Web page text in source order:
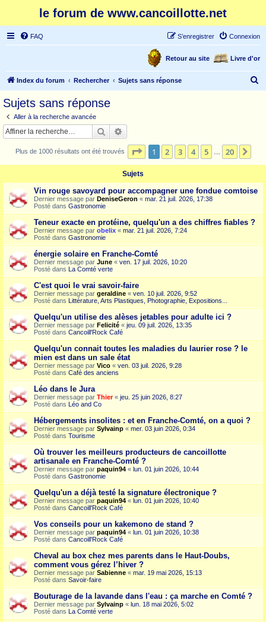
le forum de www.cancoillotte.net
FAQ Connexion
S’enregistrer
Livre d'or
Retour au site
Index du forum Rechercher Sujets sans réponse
c
Sujets sans réponse
Aller à la recherche avancée
Rechercher
Plus de 1000 résultats ont été trouvés Page 1sur20
1 2 3 4 5 20
Sujets
Vin rouge savoyard pour accompagner une fondue comtoise
Dernier message par DeniseGeron « mar. 21 juil. 2026, 17:38
Posté dans Gastronomie
Teneur exacte en protéine, quelqu'un a des chiffres fiables ?
Dernier message par obelix « mar. 21 juil. 2026, 7:24
Posté dans Gastronomie
énergie solaire en Franche-Comté
Dernier message par June « ven. 17 juil. 2026, 10:20
Posté dans La Comté verte
C'est quoi le vrai savoir-faire
Dernier message par geraldine « ven. 10 juil. 2026, 9:52
Posté dans Littérature, Arts Plastiques, Photographie, Expositions...
Quelqu'un utilise des alèses jetables pour adulte ici ?
Dernier message par Felicité « jeu. 09 juil. 2026, 13:35
Posté dans Cancoill'Rock Café
Quelqu'un connait toutes les maladies du laurier rose ? le
mien est dans un sale état
Dernier message par Vico « ven. 03 juil. 2026, 9:28
Posté dans Café des anciens
Léo dans le Jura
Dernier message par Thier« jeu. 25 juin 2026, 8:27
Posté dans Léo and Co
Hébergements insolites : et en Franche-Comté, on a quoi ?
Dernier message par Sylvainp « mer. 03 juin 2026, 0:34
Posté dans Tourisme
Où trouver les meilleurs producteurs de cancoillotte
artisanale en Franche-Comté ?
Dernier message par paquin94 « lun. 01 juin 2026, 10:44
Posté dans Gastronomie
Quelqu'un a déjà testé la signature électronique ?
Dernier message par paquin94 « lun. 01 juin 2026, 10:40
Posté dans Cancoill'Rock Café
Vos conseils pour un kakemono de stand ?
Dernier message par paquin94 « lun. 01 juin 2026, 10:38
Posté dans Cancoill'Rock Café
Cheval au box chez mes parents dans le Haut-Doubs,
comment vous gérez l’hiver ?
Dernier message par Sabienne « mar. 19 mai 2026, 15:13
Posté dans Savoir-faire
Bouturage de la lavande dans l'eau : ça marche en Comté ?
Dernier message par Sylvainp « lun. 18 mai 2026, 5:02
Posté dans La Comté verte